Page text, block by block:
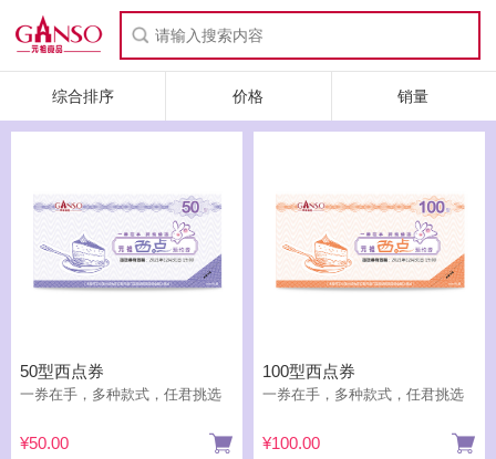
综合排序 价格 销量
50型西点券
一券在手，多种款式，任君挑选
¥50.00
100型西点券
一券在手，多种款式，任君挑选
¥100.00